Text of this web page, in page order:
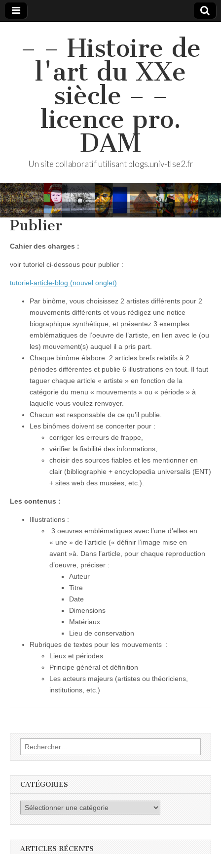
– – Histoire de
l'art du XXe
siècle – –
licence pro.
DAM
Un site collaboratif utilisant blogs.univ-tlse2.fr
Publier
Cahier des charges :
voir tutoriel ci-dessous pour publier :
tutoriel-article-blog (nouvel onglet)
Par binôme, vous choisissez 2 artistes différents pour 2
mouvements différents et vous rédigez une notice
biographique synthétique, et présentez 3 exemples
emblématiques de l’oeuvre de l’artiste, en lien avec le (ou
les) mouvement(s) auquel il a pris part.
Chaque binôme élabore 2 articles brefs relatifs à 2
périodes différentes et publie 6 illustrations en tout. Il faut
taguer chaque article « artiste » en fonction de la
catégorie du menu « mouvements » ou « période » à
laquelle vous voulez renvoyer.
Chacun est responsable de ce qu’il publie.
Les binômes doivent se concerter pour :
corriger les erreurs de frappe,
vérifier la fiabilité des informations,
choisir des sources fiables et les mentionner en
clair (bibliographie + encyclopedia universalis (ENT)
+ sites web des musées, etc.).
Les contenus :
Illustrations :
3 oeuvres emblématiques avec l’une d’elles en
« une » de l’article (« définir l’image mise en
avant »à. Dans l’article, pour chaque reproduction
d’oeuvre, préciser :
Auteur
Titre
Date
Dimensions
Matériaux
Lieu de conservation
Rubriques de textes pour les mouvements :
Lieux et périodes
Principe général et définition
Les acteurs majeurs (artistes ou théoriciens,
institutions, etc.)
Rechercher :
CATÉGORIES
Catégories
ARTICLES RÉCENTS